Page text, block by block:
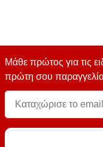
Μάθε πρώτος για τις
πρώτη σου